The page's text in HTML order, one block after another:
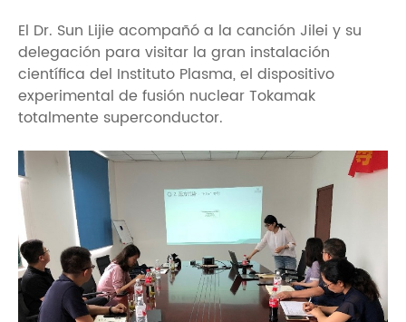
El Dr. Sun Lijie acompañó a la canción Jilei y su
delegación para visitar la gran instalación
científica del Instituto Plasma, el dispositivo
experimental de fusión nuclear Tokamak
totalmente superconductor.